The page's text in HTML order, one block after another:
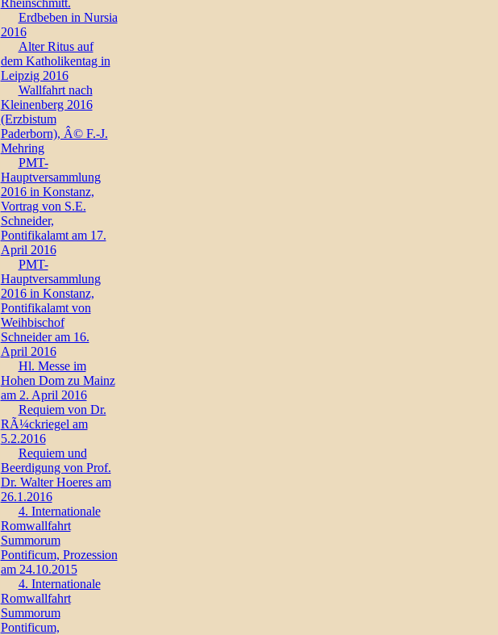
Rheinschmitt.
Erdbeben in Nursia
2016
Alter Ritus auf
dem Katholikentag in
Leipzig 2016
Wallfahrt nach
Kleinenberg 2016
(Erzbistum
Paderborn), Â© F.-J.
Mehring
PMT-
Hauptversammlung
2016 in Konstanz,
Vortrag von S.E.
Schneider,
Pontifikalamt am 17.
April 2016
PMT-
Hauptversammlung
2016 in Konstanz,
Pontifikalamt von
Weihbischof
Schneider am 16.
April 2016
Hl. Messe im
Hohen Dom zu Mainz
am 2. April 2016
Requiem von Dr.
RÃ¼ckriegel am
5.2.2016
Requiem und
Beerdigung von Prof.
Dr. Walter Hoeres am
26.1.2016
4. Internationale
Romwallfahrt
Summorum
Pontificum, Prozession
am 24.10.2015
4. Internationale
Romwallfahrt
Summorum
Pontificum,